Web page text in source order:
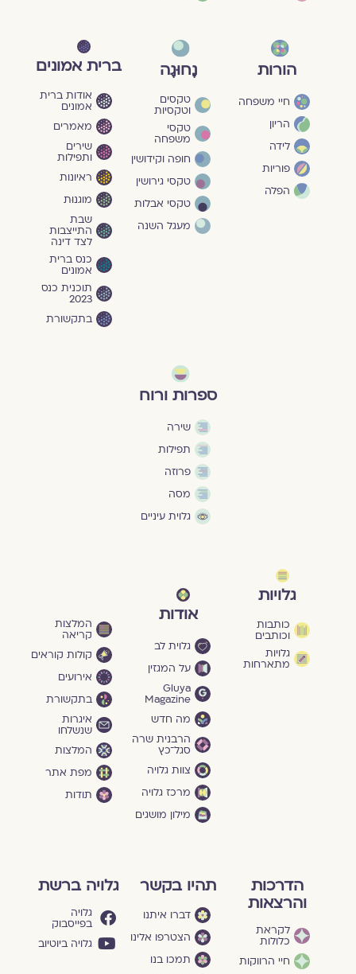
הורות
חיי משפחה
הריון
לידה
פוריות
הפלה
נָחוּגָה
טקסים
וטקסיות
טקסי
משפחה
חופה וקידושין
טקסי גירושין
טקסי אבלות
מעגל השנה
ברית אמונים
אודות ברית
אמונים
מאמרים
שירים
ותפילות
ראיונות
מוגנוּת
שבת
התייצבות
לצד דינה
כנס ברית
אמונים
תוכנית כנס
2023
בתקשורת
ספרות ורוח
שירה
תפילות
פרוזה
מסה
גלוית עיניים
גלויות
כותבות
וכותבים
גלויות
מתארחות
אודות
גלוית לב
על המגזין
Gluya
Magazine
מה חדש
הרבנית שרה
סגל־כץ
צוות גלויה
מרכז גלויה
מילון מושגים
המלצות
קריאה
קולות קוראים
אירועים
בתקשורת
איגרות
שנשלחו
המלצות
מפת אתר
תודות
הדרכות
והרצאות
לקראת
כלולות
חיי הרווקות
תהיו בקשר
דברו איתנו
הצטרפו אלינו
תמכו בנו
גלויה ברשת
גלויה
בפייסבוק
גלויה ביוטיוב